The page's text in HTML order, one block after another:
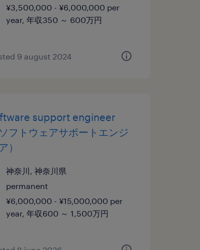
¥3,500,000 - ¥6,000,000 per
year, 年収350 ～ 600万円
9 august 2024
support engineer
ソフトウェアサポートエンジ
）
神奈川, 神奈川県
permanent
¥6,000,000 - ¥15,000,000 per
year, 年収600 ～ 1,500万円